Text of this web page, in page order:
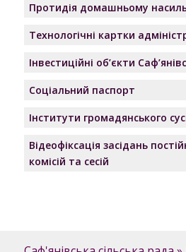
Протидія домашньому
Технологічні картки
Інвестиційні об’єкти
Соціальний паспорт
Інститути громадянського
Відеофіксація засідань
комісій та сесій